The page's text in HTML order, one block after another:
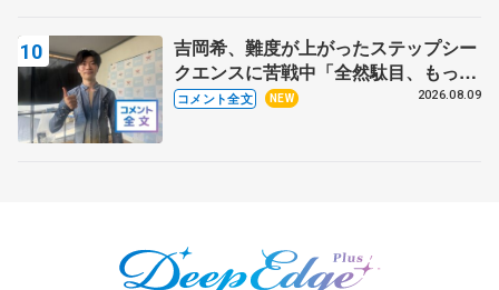
吉岡希、難度が上がったステップシー
クエンスに苦戦中「全然駄目、もっと
いいエッジで踏めるようにしたいな」
コメント全文 NEW 2026.08.09